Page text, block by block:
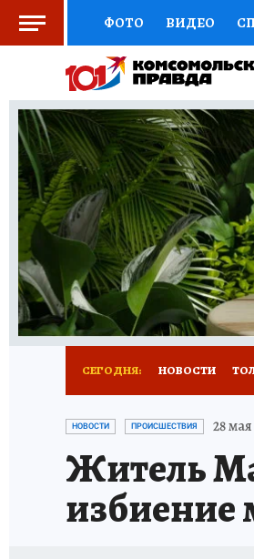
ФОТО ВИДЕО
СОЦПОДДЕРЖКА
ВЫБОР ЭКСПЕРТОВ
КНИЖНАЯ ПОЛКА
ПРЕСС-ЦЕНТР
РАДИО КП
СЕГОДНЯ: НОВОСТИ
ИСПЫТАНО НА
НОВОСТИ ПРОИСШЕСТВИЯ 28 мая
Житель